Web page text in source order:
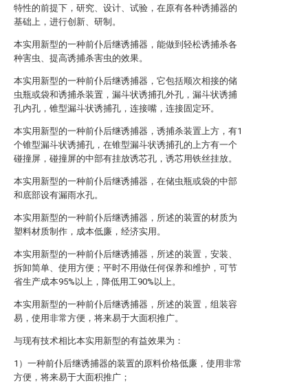
特性的前提下，研究、设计、试验，在原有各种诱捕器的
基础上，进行创新、研制。
本实用新型的一种前仆后继诱捕器，能做到轻松诱捕杀各
种害虫、提高诱捕杀害虫的效果。
本实用新型的一种前仆后继诱捕器，它包括顺次相接的储
虫瓶或袋和诱捕杀装置，漏斗状诱捕孔外孔，漏斗状诱捕
孔内孔，锥型漏斗状诱捕孔，连接嘴，连接固定环。
本实用新型的一种前仆后继诱捕器，诱捕杀装置上方，有1
个锥型漏斗状诱捕孔，在锥型漏斗状诱捕孔的上方有一个
碰撞屏，碰撞屏的中部有挂放诱芯孔，诱芯用铁丝挂放。
本实用新型的一种前仆后继诱捕器，在储虫瓶或袋的中部
和底部设有漏雨水孔。
本实用新型的一种前仆后继诱捕器，所述的装置的材质为
塑料材质制作，成本低廉，经济实用。
本实用新型的一种前仆后继诱捕器，所述的装置，安装、
拆卸简单、使用方便；平时不用做任何保养和维护，可节
省生产成本95%以上，降低用工90%以上。
本实用新型的一种前仆后继诱捕器，所述的装置，组装容
易，使用非常方便，将来易于大面积推广。
与现有技术相比本实用新型的有益效果为：
1）一种前仆后继诱捕器的装置的原料价格低廉，使用非常
方便，将来易于大面积推广；